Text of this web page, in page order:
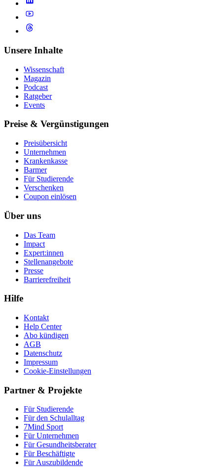
Unsere Inhalte
Wissenschaft
Magazin
Podcast
Ratgeber
Events
Preise & Vergünstigungen
Preisübersicht
Unternehmen
Krankenkasse
Barmer
Für Studierende
Ver­schen­ken
Coupon einlösen
Über uns
Das Team
Impact
Expert:innen
Stellenangebote
Presse
Barrierefreiheit
Hilfe
Kontakt
Help Center
Abo kündigen
AGB
Datenschutz
Impressum
Cookie-Einstellungen
Partner & Projekte
Für Stu­die­rende
Für den Schulalltag
7Mind Sport
Für Unter­neh­men
Für Gesund­heits­be­ra­ter
Für Beschäftigte
Für Auszubildende